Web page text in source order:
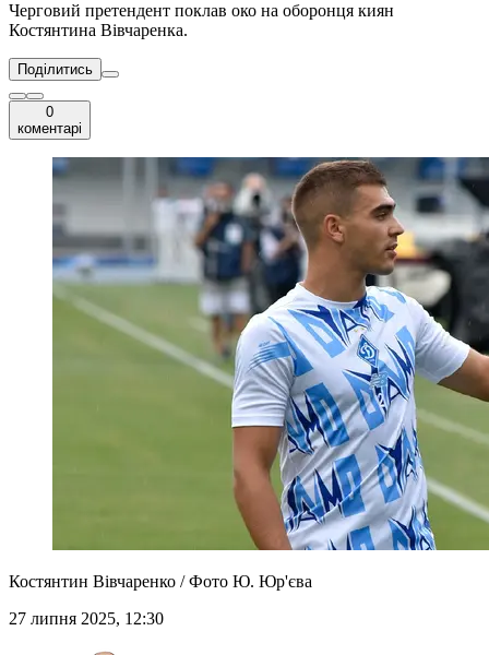
Черговий претендент поклав око на оборонця киян
Костянтина Вівчаренка.
Поділитись
0
коментарі
Костянтин Вівчаренко / Фото Ю. Юр'єва
27 липня 2025, 12:30